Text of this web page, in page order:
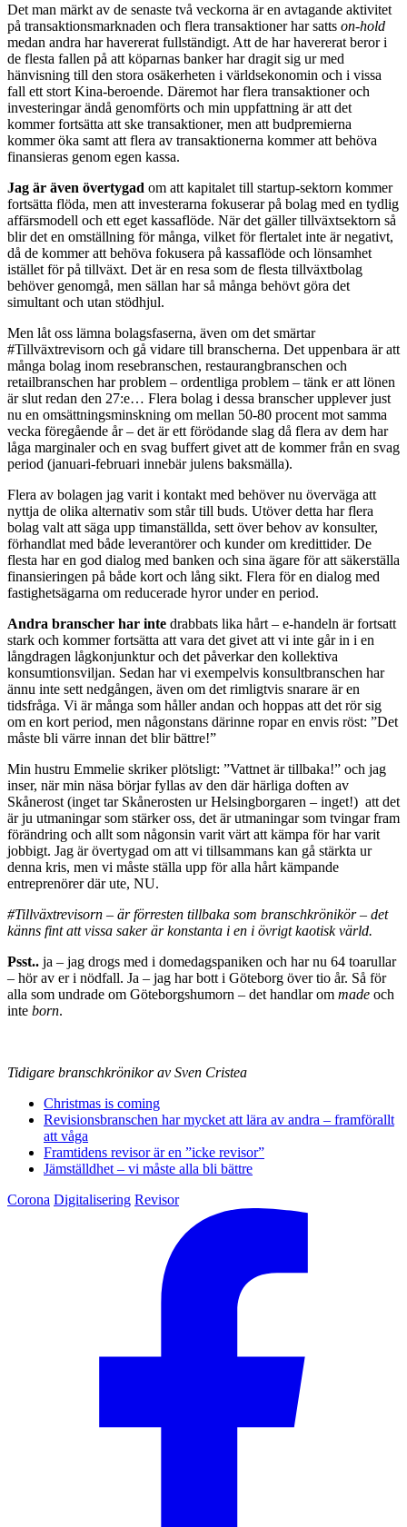
Det man märkt av de senaste två veckorna är en avtagande aktivitet
på transaktionsmarknaden och flera transaktioner har satts on-hold
medan andra har havererat fullständigt. Att de har havererat beror i
de flesta fallen på att köparnas banker har dragit sig ur med
hänvisning till den stora osäkerheten i världsekonomin och i vissa
fall ett stort Kina-beroende. Däremot har flera transaktioner och
investeringar ändå genomförts och min uppfattning är att det
kommer fortsätta att ske transaktioner, men att budpremierna
kommer öka samt att flera av transaktionerna kommer att behöva
finansieras genom egen kassa.
Jag är även övertygad om att kapitalet till startup-sektorn kommer
fortsätta flöda, men att investerarna fokuserar på bolag med en tydlig
affärsmodell och ett eget kassaflöde. När det gäller tillväxtsektorn så
blir det en omställning för många, vilket för flertalet inte är negativt,
då de kommer att behöva fokusera på kassaflöde och lönsamhet
istället för på tillväxt. Det är en resa som de flesta tillväxtbolag
behöver genomgå, men sällan har så många behövt göra det
simultant och utan stödhjul.
Men låt oss lämna bolagsfaserna, även om det smärtar
#Tillväxtrevisorn och gå vidare till branscherna. Det uppenbara är att
många bolag inom resebranschen, restaurangbranschen och
retailbranschen har problem – ordentliga problem – tänk er att lönen
är slut redan den 27:e… Flera bolag i dessa branscher upplever just
nu en omsättningsminskning om mellan 50-80 procent mot samma
vecka föregående år – det är ett förödande slag då flera av dem har
låga marginaler och en svag buffert givet att de kommer från en svag
period (januari-februari innebär julens baksmälla).
Flera av bolagen jag varit i kontakt med behöver nu överväga att
nyttja de olika alternativ som står till buds. Utöver detta har flera
bolag valt att säga upp timanställda, sett över behov av konsulter,
förhandlat med både leverantörer och kunder om kredittider. De
flesta har en god dialog med banken och sina ägare för att säkerställa
finansieringen på både kort och lång sikt. Flera för en dialog med
fastighetsägarna om reducerade hyror under en period.
Andra branscher har inte drabbats lika hårt – e-handeln är fortsatt
stark och kommer fortsätta att vara det givet att vi inte går in i en
långdragen lågkonjunktur och det påverkar den kollektiva
konsumtionsviljan. Sedan har vi exempelvis konsultbranschen har
ännu inte sett nedgången, även om det rimligtvis snarare är en
tidsfråga. Vi är många som håller andan och hoppas att det rör sig
om en kort period, men någonstans därinne ropar en envis röst: ”Det
måste bli värre innan det blir bättre!”
Min hustru Emmelie skriker plötsligt: ”Vattnet är tillbaka!” och jag
inser, när min näsa börjar fyllas av den där härliga doften av
Skånerost (inget tar Skånerosten ur Helsingborgaren – inget!) att det
är ju utmaningar som stärker oss, det är utmaningar som tvingar fram
förändring och allt som någonsin varit värt att kämpa för har varit
jobbigt. Jag är övertygad om att vi tillsammans kan gå stärkta ur
denna kris, men vi måste ställa upp för alla hårt kämpande
entreprenörer där ute, NU.
#Tillväxtrevisorn – är förresten tillbaka som branschkrönikör – det
känns fint att vissa saker är konstanta i en i övrigt kaotisk värld.
Psst.. ja – jag drogs med i domedagspaniken och har nu 64 toarullar
– hör av er i nödfall. Ja – jag har bott i Göteborg över tio år. Så för
alla som undrade om Göteborgshumorn – det handlar om made och
inte born.
Tidigare branschkrönikor av Sven Cristea
Christmas is coming
Revisionsbranschen har mycket att lära av andra – framförallt
att våga
Framtidens revisor är en ”icke revisor”
Jämställdhet – vi måste alla bli bättre
Corona Digitalisering Revisor